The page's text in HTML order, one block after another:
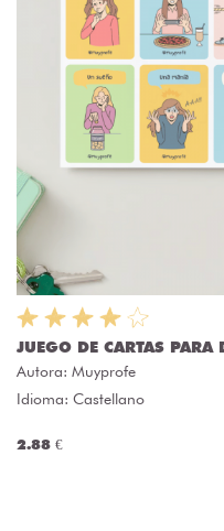
JUEGO DE CARTAS
Autora: Muyprofe
Idioma: Castellano
2.88 €